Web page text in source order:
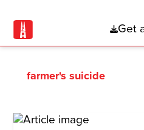
Get
farmer's suicide